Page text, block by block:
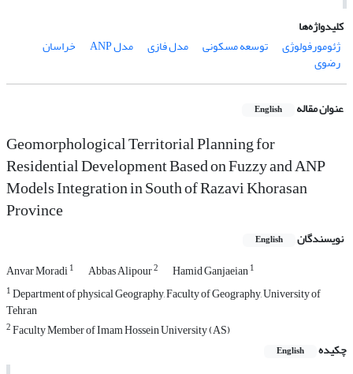
کلیدواژه‌ها
ژئومورفولوژی
توسعه مسکونی مدل فازی مدل ANP خراسان
رضوی
عنوان مقاله English
Geomorphological Territorial Planning for
Residential Development Based on Fuzzy and ANP
Models Integration in South of Razavi Khorasan
Province
نویسندگان English
Anvar Moradi1 Abbas Alipour2 Hamid Ganjaeian1
1Department of physical Geography, Faculty of Geography, University of
Tehran
2Faculty Member of Imam Hossein University (AS)
چکیده
English